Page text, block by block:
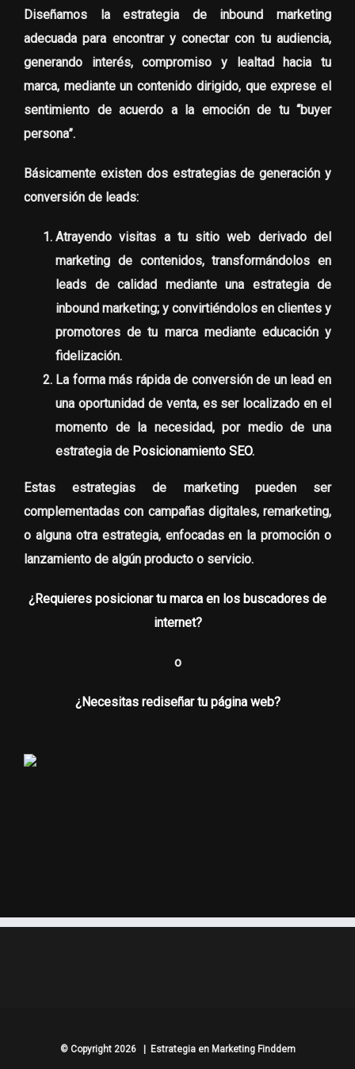
Diseñamos la estrategia de inbound marketing
adecuada para encontrar y conectar con tu audiencia,
generando interés, compromiso y lealtad hacia tu
marca, mediante un contenido dirigido, que exprese el
sentimiento de acuerdo a la emoción de tu “buyer
persona”.
Básicamente existen dos estrategias de generación y
conversión de leads:
Atrayendo visitas a tu sitio web derivado del
marketing de contenidos, transformándolos en
leads de calidad mediante una estrategia de
inbound marketing; y convirtiéndolos en clientes y
promotores de tu marca mediante educación y
fidelización.
La forma más rápida de conversión de un lead en
una oportunidad de venta, es ser localizado en el
momento de la necesidad, por medio de una
estrategia de Posicionamiento SEO.
Estas estrategias de marketing pueden ser
complementadas con campañas digitales, remarketing,
o alguna otra estrategia, enfocadas en la promoción o
lanzamiento de algún producto o servicio.
¿Requieres posicionar tu marca en los buscadores de
internet?
o
¿Necesitas rediseñar tu página web?
© Copyright 2026 | Estrategia en Marketing Finddem